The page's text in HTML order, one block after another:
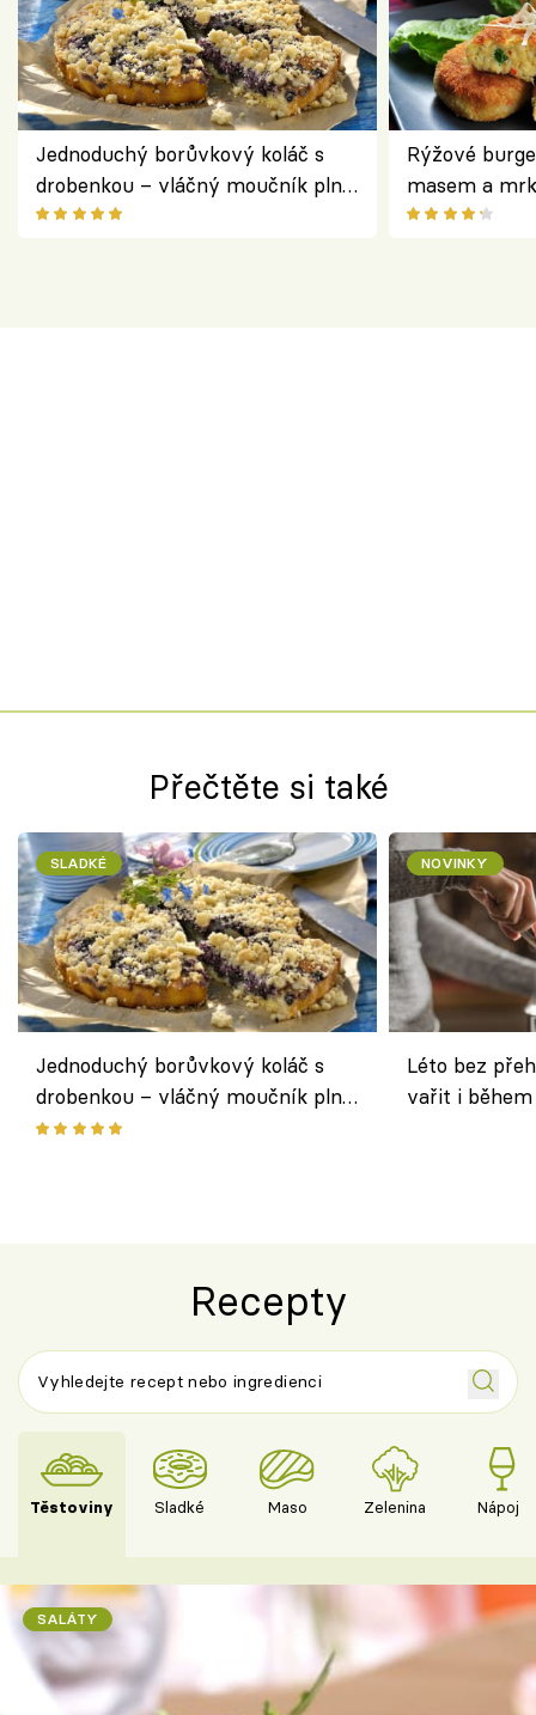
Jednoduchý borůvkový koláč s
drobenkou – vláčný moučník plný
ovoce
Rýžové
masem a
salátem –
Přečtěte si také
SLADKÉ
Jednoduchý borůvkový koláč s
drobenkou – vláčný moučník plný
ovoce
NOVINKY
Léto bez
vařit i
Recepty
Těstoviny Sladké Maso Zelenina Nápoje
SALÁTY